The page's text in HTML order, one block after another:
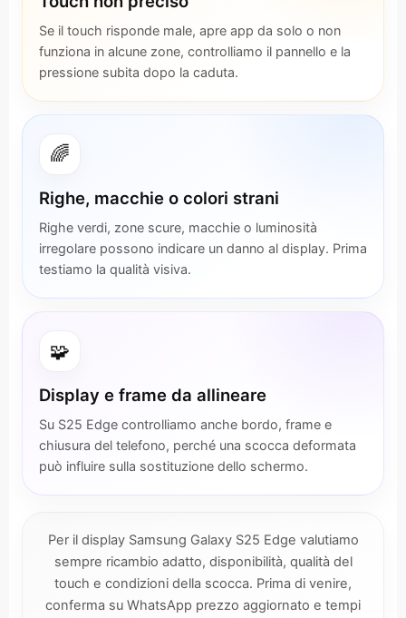
Se il touch risponde male, apre app da solo o non
funziona in alcune zone, controlliamo il pannello e la
pressione subita dopo la caduta.
🌈
Righe, macchie o colori strani
Righe verdi, zone scure, macchie o luminosità
irregolare possono indicare un danno al display. Prima
testiamo la qualità visiva.
🧩
Display e frame da allineare
Su S25 Edge controlliamo anche bordo, frame e
chiusura del telefono, perché una scocca deformata
può influire sulla sostituzione dello schermo.
Per il display Samsung Galaxy S25 Edge valutiamo
sempre ricambio adatto, disponibilità, qualità del
touch e condizioni della scocca. Prima di venire,
conferma su WhatsApp prezzo aggiornato e tempi